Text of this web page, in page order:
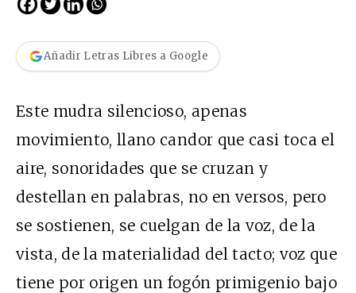
Añadir Letras Libres a Google
Este mudra silencioso, apenas
movimiento, llano candor que casi toca el
aire, sonoridades que se cruzan y
destellan en palabras, no en versos, pero
se sostienen, se cuelgan de la voz, de la
vista, de la materialidad del tacto; voz que
tiene por origen un fogón primigenio bajo